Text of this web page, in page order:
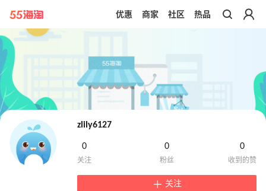
带你去官网买正品
优惠 商家 社区 热品
zlily6127
0 0 0
关注